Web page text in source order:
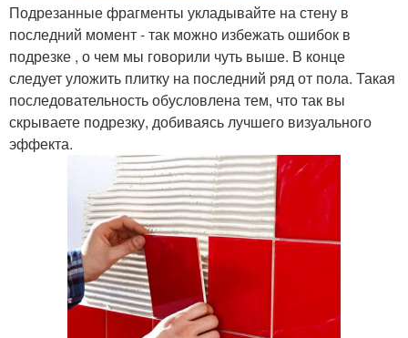
Подрезанные фрагменты укладывайте на стену в
последний момент - так можно избежать ошибок в
подрезке , о чем мы говорили чуть выше. В конце
следует уложить плитку на последний ряд от пола. Такая
последовательность обусловлена тем, что так вы
скрываете подрезку, добиваясь лучшего визуального
эффекта.